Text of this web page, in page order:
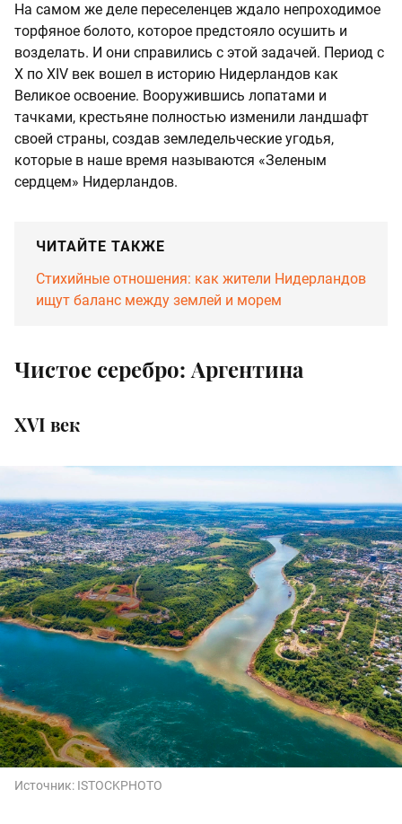
На самом же деле переселенцев ждало непроходимое
торфяное болото, которое предстояло осушить и
возделать. И они справились с этой задачей. Период с
X по XIV век вошел в историю Нидерландов как
Великое освоение. Вооружившись лопатами и
тачками, крестьяне полностью изменили ландшафт
своей страны, создав земледельческие угодья,
которые в наше время называются «Зеленым
сердцем» Нидерландов.
ЧИТАЙТЕ ТАКЖЕ
Стихийные отношения: как жители Нидерландов
ищут баланс между землей и морем
Чистое серебро: Аргентина
XVI век
Источник: ISTOCKPHOTO